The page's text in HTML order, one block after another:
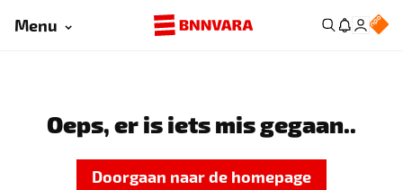
Menu
Oeps, er is iets mis gegaan..
Doorgaan naar de homepage